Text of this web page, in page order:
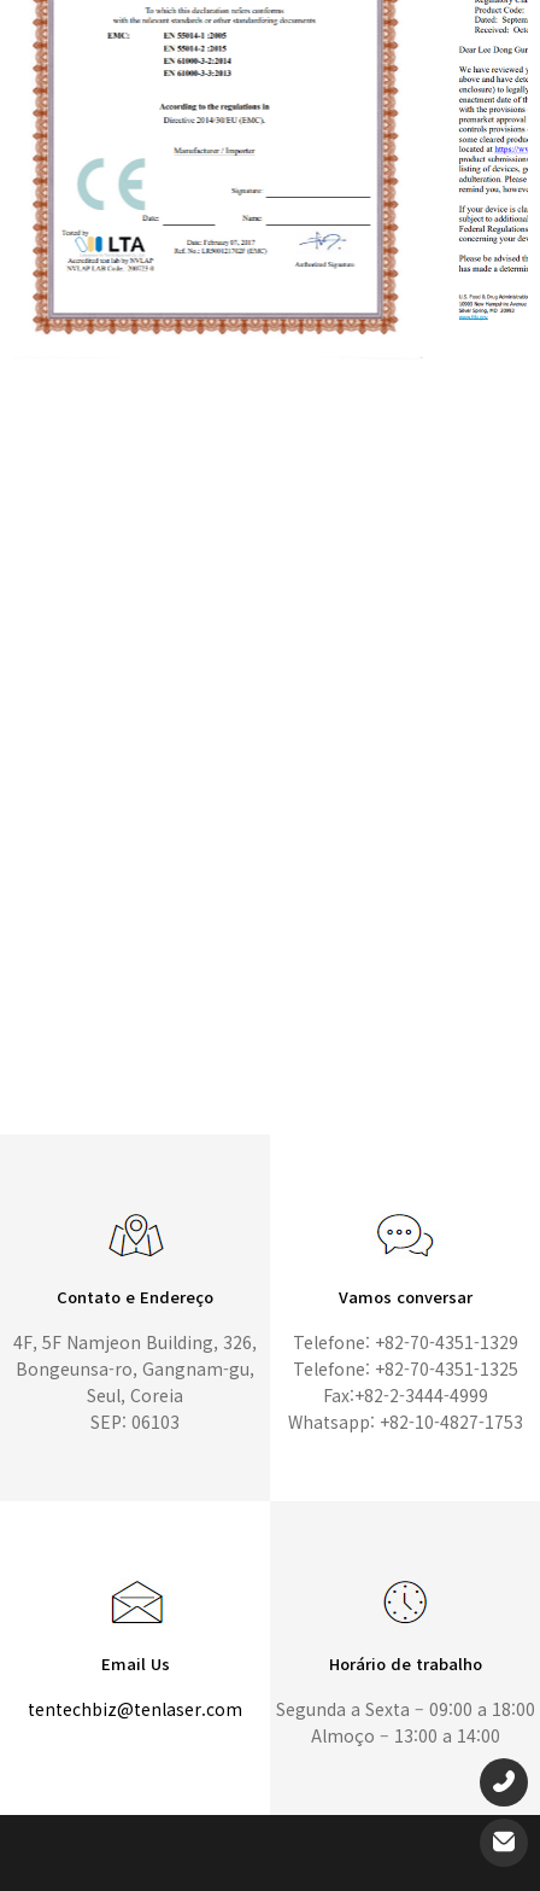
Contato e Endereço
4F, 5F Namjeon Building, 326,
Bongeunsa-ro, Gangnam-gu,
Seul, Coreia
SEP: 06103
Vamos conversar
Telefone: +82-70-4351-1329
Telefone: +82-70-4351-1325
Fax:+82-2-3444-4999
Whatsapp: +82-10-4827-1753
Email Us
tentechbiz@tenlaser.com
Horário de trabalho
Segunda a Sexta – 09:00 a 18:00
Almoço – 13:00 a 14:00